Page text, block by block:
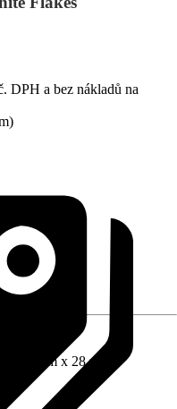
DPH a bez nákladů na
)
600 mm x 28 mm